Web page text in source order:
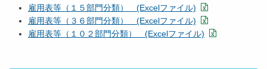
雇用表等（１５部門分類） (Excelファイル)
雇用表等（３６部門分類） (Excelファイル)
雇用表等（１０２部門分類） (Excelファイル)